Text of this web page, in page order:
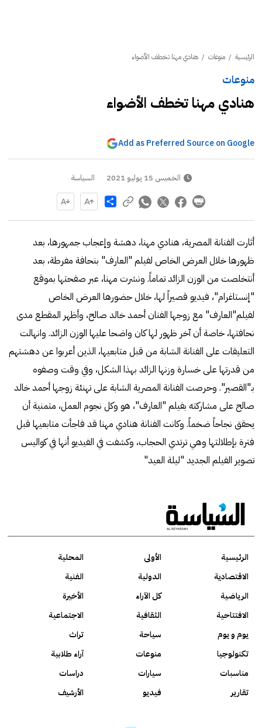
الرئيسية / منوعات / هنادي مهنا تخطف الأضواء
منوعات
هنادي مهنا تخطف الأضواء
Add as Preferred Source on Google
الخميس 15 يوليو 2021 السياسة
Share
أثارت الفنانة المصرية، هنادي مهنا، دهشة وإعجاب جمهورها، بعد
ظهورها خلال العرض الخاص لفيلم "العارف" بنحافة مفرطة، بعد
أنتخلصت من الوزن الزائد تماماً. ونشرت مهنا، عبر صفحتها بموقع
"إنستاغرام"، فيديو قصيراً لها، خلال حضورها العرض الخاص
لفيلم"العارف" مع زوجها الفنان أحمد خالد صالح، وأظهر المقطع مدى
نحافتها، خاصة أن آخر ظهور لها كان واضحا عليها الوزن الزائد. وانهالت
التعليقات على الفنانة الشابة من قبل متابعيها، الذين أعربوا عن دهشتهم
من قدرتها على خسارة وزنها الزائد بهذا الشكل، وفي وقت وصفوه
بـ"القصير". وحرصت الفنانة المصرية الشابة على تهنئة زوجها أحمد خالد
صالح على مشاركته بفيلم "العارف"، هو وكل نجوم العمل، متمنية أن
يحقق نجاحاً ضخماً. وكانت الفنانة هنادي مهنا قد فاجأت متابعيها قبل
فترة بإطلالتها وهي ترتدي الحجاب، وكشفت في الفيديو أنها في كواليس
تصوير الفيلم الجديد "ليلة العيد"
الرئيسية الأولى
المحلية
الاقتصادية
الدولية
الفنية
الرياضية
كل الآراء
الأخيرة
الافتتاحية
الثقافية
الاجتماعية
يوم و يوم
سياحة
تراث
تكنولوجيا
منوعات
آراء طلابية
مناسبات
سيارات
دراسات
تقارير
فيديو الأرشيف